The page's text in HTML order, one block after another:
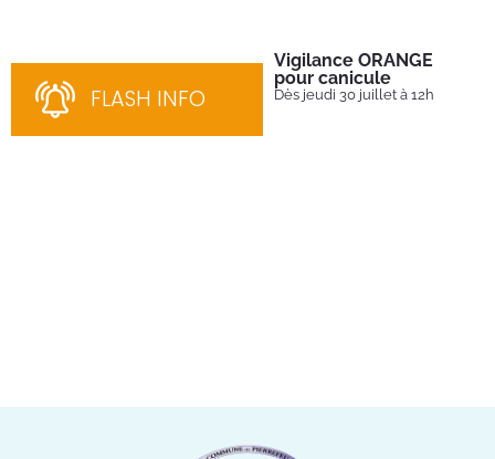
FLASH INFO
Vigilance ORANGE
pour canicule
Dès jeudi 30 juillet à 12h